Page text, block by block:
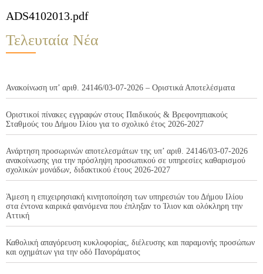
ADS4102013.pdf
Τελευταία Νέα
Ανακοίνωση υπ’ αριθ. 24146/03-07-2026 – Οριστικά Αποτελέσματα
Οριστικοί πίνακες εγγραφών στους Παιδικούς & Βρεφονηπιακούς
Σταθμούς του Δήμου Ιλίου για το σχολικό έτος 2026-2027
Ανάρτηση προσωρινών αποτελεσμάτων της υπ’ αριθ. 24146/03-07-2026
ανακοίνωσης για την πρόσληψη προσωπικού σε υπηρεσίες καθαρισμού
σχολικών μονάδων, διδακτικού έτους 2026-2027
Άμεση η επιχειρησιακή κινητοποίηση των υπηρεσιών του Δήμου Ιλίου
στα έντονα καιρικά φαινόμενα που έπληξαν το Ίλιον και ολόκληρη την
Αττική
Καθολική απαγόρευση κυκλοφορίας, διέλευσης και παραμονής προσώπων
και οχημάτων για την οδό Πανοράματος